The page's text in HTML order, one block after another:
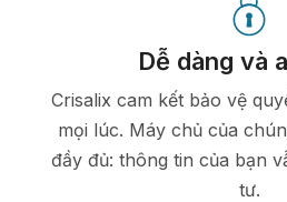
Dễ dàng và
Crisalix cam kết bảo vệ
mọi lúc. Máy chủ của
đầy đủ: thông tin của bạn
tư.